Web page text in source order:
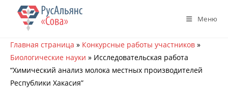
Перейти
содержимому
Меню
Главная страница » Конкурсные работы участников »
Биологические науки » Исследовательская работа
“Химический анализ молока местных производителей
Республики Хакасия”